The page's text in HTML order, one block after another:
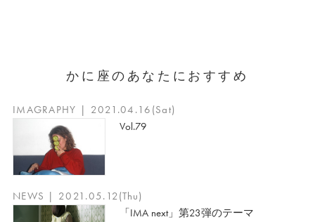
かに座のあなたにおすすめ
IMAGRAPHY | 2021.04.16(Sat)
Vol.79
NEWS | 2021.05.12(Thu)
「IMA next」第23弾のテーマ